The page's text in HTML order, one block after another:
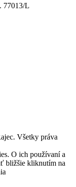
77013/L
Všetky práva
O ich používaní a
bližšie kliknutím na